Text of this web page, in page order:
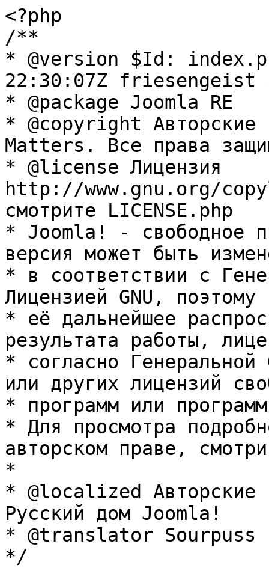
<?php
/**
* @version $Id:
22:30:07Z friesengeist
* @package Joomla RE
* @copyright Авторские
Matters. Все права
* @license Лицензия
http://www.gnu.org/
смотрите LICENSE.php
* Joomla! - свободное
версия может быть
* в соответствии с
Лицензией GNU, поэтому
* её дальнейшее
результата работы,
* согласно Генеральной
или других лицензий
* программ или
* Для просмотра
авторском праве,
*
* @localized Авторские
Русский дом Joomla!
* @translator Sourpuss
*/